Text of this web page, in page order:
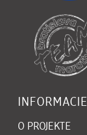
INFORMACIE
O PROJEKTE